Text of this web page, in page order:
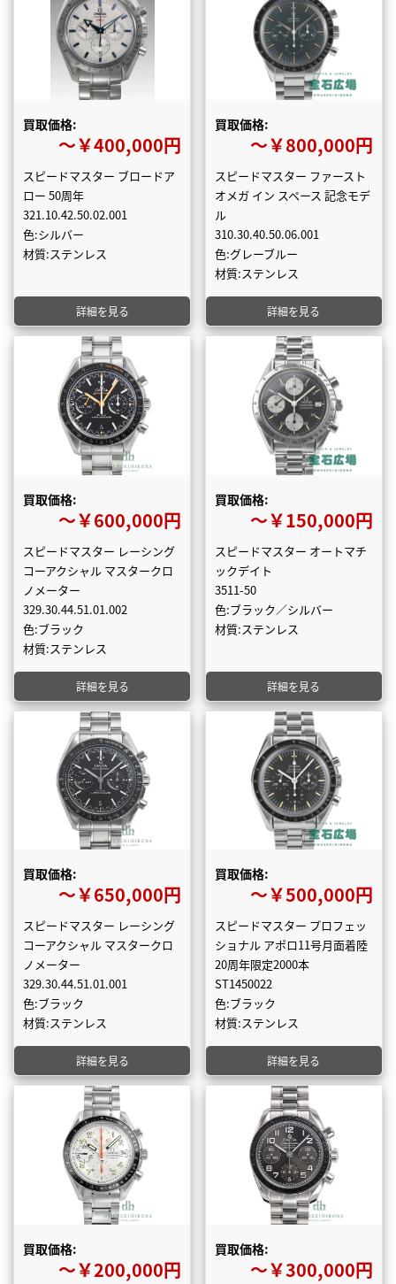
買取価格:
〜￥400,000円
スピードマスター ブロードア
ロー 50周年
321.10.42.50.02.001
色:シルバー
材質:ステンレス
詳細を見る
買取価格:
〜￥800,000円
スピードマスター ファースト
オメガ イン スペース 記念モデ
ル
310.30.40.50.06.001
色:グレーブルー
材質:ステンレス
詳細を見る
買取価格:
〜￥600,000円
スピードマスター レーシング
コーアクシャル マスタークロ
ノメーター
329.30.44.51.01.002
色:ブラック
材質:ステンレス
詳細を見る
買取価格:
〜￥150,000円
スピードマスター オートマチ
ックデイト
3511-50
色:ブラック／シルバー
材質:ステンレス
詳細を見る
買取価格:
〜￥650,000円
スピードマスター レーシング
コーアクシャル マスタークロ
ノメーター
329.30.44.51.01.001
色:ブラック
材質:ステンレス
詳細を見る
買取価格:
〜￥500,000円
スピードマスター プロフェッ
ショナル アポロ11号月面着陸
20周年限定2000本
ST1450022
色:ブラック
材質:ステンレス
詳細を見る
買取価格:
〜￥200,000円
買取価格:
〜￥300,000円